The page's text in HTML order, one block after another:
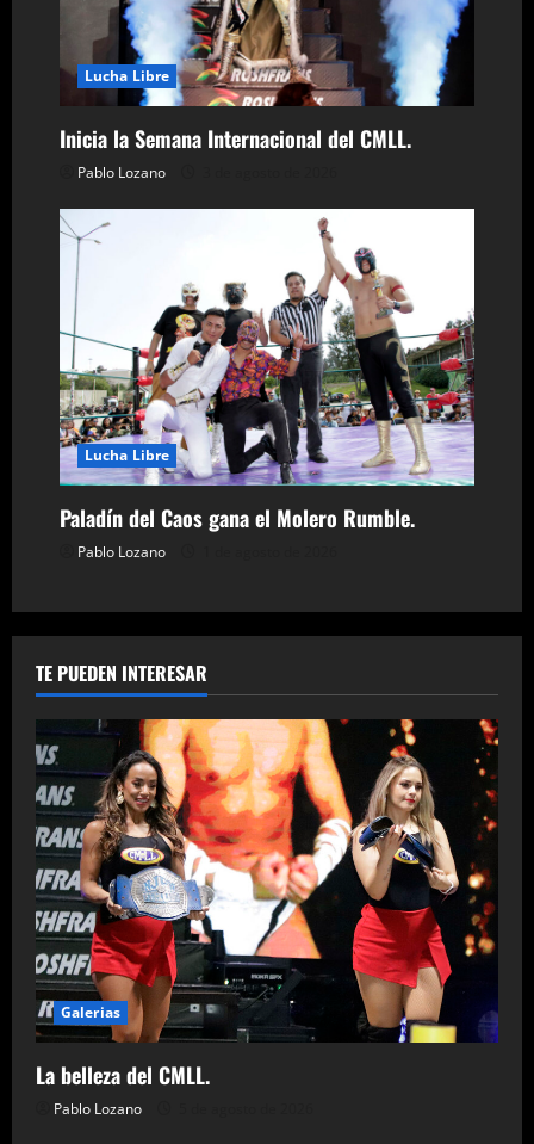
a
s
Lucha Libre
Inicia la Semana Internacional del CMLL.
Pablo Lozano
Lucha Libre
Paladín del Caos gana el Molero Rumble.
Pablo Lozano
TE PUEDEN INTERESAR
Galerias
La belleza del CMLL.
Pablo Lozano